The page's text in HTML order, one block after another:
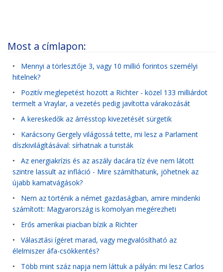
Most a címlapon:
• Mennyi a törlesztője 3, vagy 10 millió forintos személyi
hitelnek?
• Pozitív meglepetést hozott a Richter - közel 133 milliárdot
termelt a Vraylar, a vezetés pedig javította várakozását
• A kereskedők az árrésstop kivezetését sürgetik
• Karácsony Gergely világossá tette, mi lesz a Parlament
díszkivilágításával: sírhatnak a turisták
• Az energiakrízis és az aszály dacára tíz éve nem látott
szintre lassult az infláció - Mire számíthatunk, jöhetnek az
újabb kamatvágások?
• Nem az történik a német gazdaságban, amire mindenki
számított: Magyarország is komolyan megérezheti
• Erős amerikai piacban bízik a Richter
• Választási ígéret marad, vagy megvalósítható az
élelmiszer áfa-csökkentés?
• Több mint száz napja nem láttuk a pályán: mi lesz Carlos